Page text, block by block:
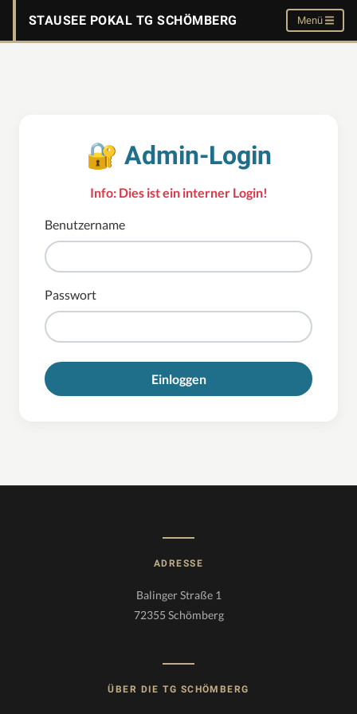
STAUSEE POKAL TG SCHÖMBERG Menü
🔐 Admin-Login
Info: Dies ist ein interner Login!
Benutzername
Passwort
Einloggen
ADRESSE
Balinger Straße 1
72355 Schömberg
ÜBER DIE TG SCHÖMBERG